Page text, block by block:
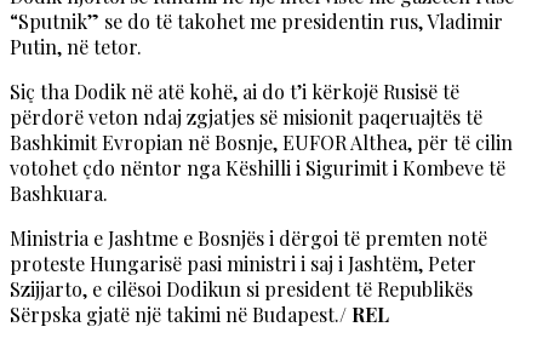
“Sputnik” se do të takohet me presidentin rus, Vladimir
Putin, në tetor.
Siç tha Dodik në atë kohë, ai do t’i kërkojë Rusisë të
përdorë veton ndaj zgjatjes së misionit paqeruajtës të
Bashkimit Evropian në Bosnje, EUFOR Althea, për të cilin
votohet çdo nëntor nga Këshilli i Sigurimit i Kombeve të
Bashkuara.
Ministria e Jashtme e Bosnjës i dërgoi të premten notë
proteste Hungarisë pasi ministri i saj i Jashtëm, Peter
Szijjarto, e cilësoi Dodikun si president të Republikës
Sërpska gjatë një takimi në Budapest./ REL